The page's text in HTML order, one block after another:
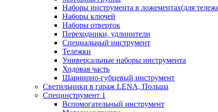
Наборы инструмента в ложементах(для
Наборы ключей
Наборы отверток
Переходники, удлинители
Специальный инструмент
Тележки
Универсальные наборы инструмента
Ходовая часть
Шарнирно-губцевый инструмент
Светильники в гараж LENA, Польша
Специнструмент 1
Вспомогательный инструмент